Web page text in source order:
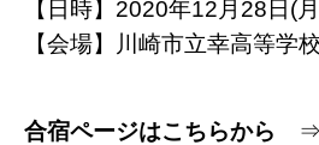
【日時】2020年12月28日(
【会場】川崎市立幸高等
合宿ページはこちらから